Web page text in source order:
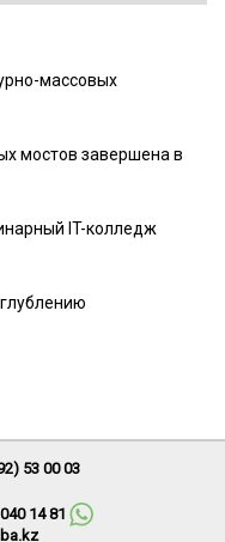
массовых
мостов завершена в
IT-колледж
53 00 03
14 81